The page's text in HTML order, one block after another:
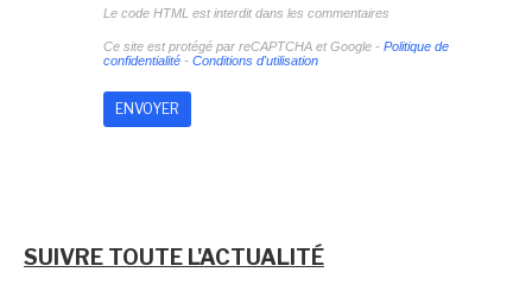
Le code HTML est interdit dans les commentaires
Ce site est protégé par reCAPTCHA et Google - Politique de
confidentialité- Conditions d'utilisation
SUIVRE TOUTE L'ACTUALITÉ